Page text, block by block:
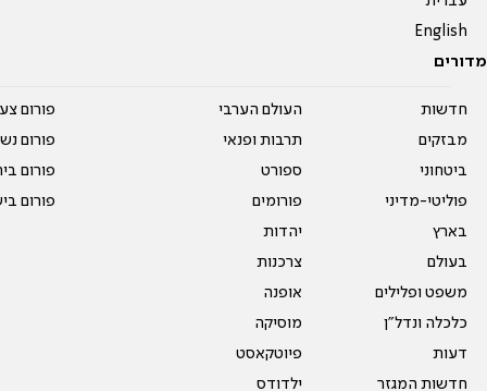
English
מדורים
חדשות
מבזקים
ביטחוני
פוליטי-מדיני
בארץ
בעולם
משפט ופלילים
כלכלה ונדל"ן
דעות
חדשות המגזר
העולם הערבי
תרבות ופנאי
ספורט
פורומים
יהדות
צרכנות
אופנה
מוסיקה
פיוטקאסט
ילדודס
פורום
פורום
פורום
פורום